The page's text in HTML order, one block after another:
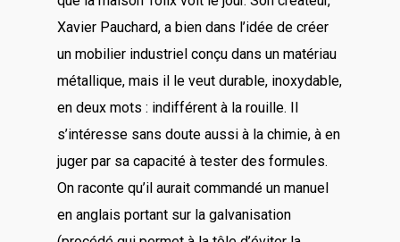
Xavier Pauchard, a bien dans l’idée de créer
un mobilier industriel conçu dans un matériau
métallique, mais il le veut durable, inoxydable,
en deux mots : indifférent à la rouille. Il
s’intéresse sans doute aussi à la chimie, à en
juger par sa capacité à tester des formules.
On raconte qu’il aurait commandé un manuel
en anglais portant sur la galvanisation